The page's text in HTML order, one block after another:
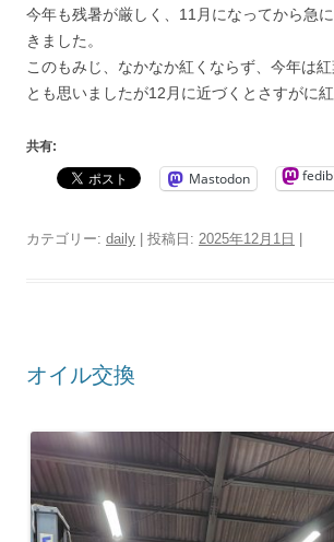
今年も残暑が厳しく、11月になってから急
きました。
このもみじ、なかなか紅くならず、今年は紅
とも思いましたが12月に近づくとさすがに紅
共有:
Mastodon
カテゴリー: daily | 投稿日: 2025年12月1日
オイル交換